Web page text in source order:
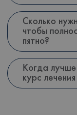
Сколько
чтобы
пятно?
Когда
курс